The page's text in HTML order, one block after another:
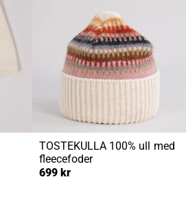
TOSTEKULLA 100% ull med
fleecefoder
699 kr